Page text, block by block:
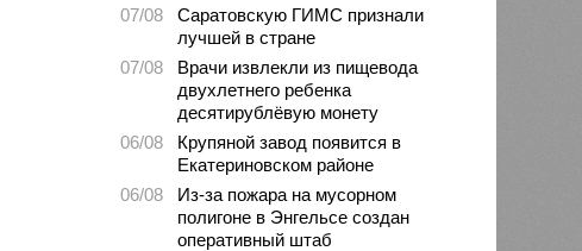
07/08
Саратовскую ГИМС признали
лучшей в стране
07/08
Врачи извлекли из пищевода
двухлетнего ребенка
десятирублёвую монету
06/08
Крупяной завод появится в
Екатериновском районе
06/08
Из-за пожара на мусорном
полигоне в Энгельсе создан
оперативный штаб